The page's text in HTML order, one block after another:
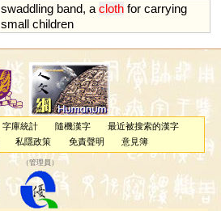
swaddling band, a cloth for carrying
small children
字庫統計 隨機漢字
最近被搜索的漢字
私隱政策 免責聲明 意見簿
（管理員 ）